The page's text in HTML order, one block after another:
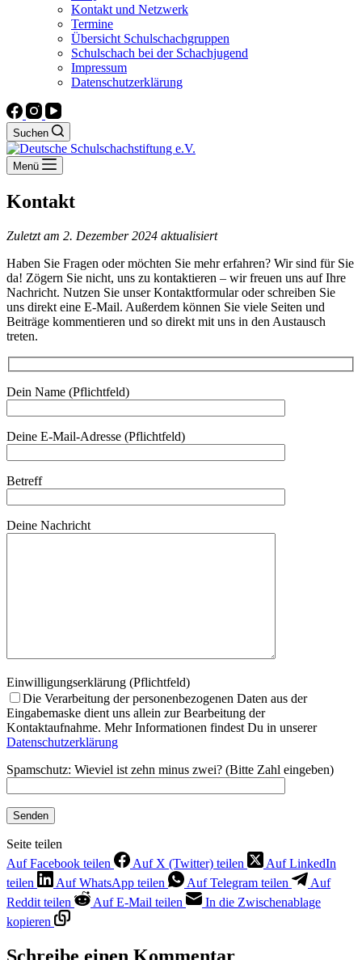
Kontakt und Netzwerk
Termine
Übersicht Schulschachgruppen
Schulschach bei der Schachjugend
Impressum
Datenschutzerklärung
Suchen
Menü
Kontakt
Zuletzt am 2. Dezember 2024 aktualisiert
Haben Sie Fragen oder möchten Sie mehr erfahren? Wir sind für Sie
da! Zögern Sie nicht, uns zu kontaktieren – wir freuen uns auf Ihre
Nachricht. Nutzen Sie unser Kontaktformular oder schreiben Sie
uns direkt eine E-Mail. Außerdem können Sie viele Seiten und
Beiträge kommentieren und so direkt mit uns in den Austausch
treten.
Dein Name (Pflichtfeld)
Deine E-Mail-Adresse (Pflichtfeld)
Betreff
Deine Nachricht
Einwilligungserklärung (Pflichtfeld)
Die Verarbeitung der personenbezogenen Daten aus der
Eingabemaske dient uns allein zur Bearbeitung der
Kontaktaufnahme. Mehr Informationen findest Du in unserer
Datenschutzerklärung
Spamschutz: Wieviel ist zehn minus zwei? (Bitte Zahl eingeben)
Seite teilen
Auf Facebook teilen
Auf X (Twitter) teilen
Auf LinkedIn
teilen
Auf WhatsApp teilen Auf Telegram teilen
Auf
Reddit teilen
Auf E-Mail teilen
In die Zwischenablage
kopieren